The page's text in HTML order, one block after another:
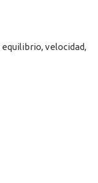
equilibrio, velocidad,